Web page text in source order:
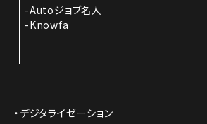
Autoジョブ名人
Knowfa
デジタライゼーション